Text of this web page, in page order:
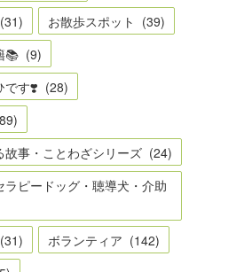
(31) お散歩スポット (39)
📚 (9)
です❣️ (28)
)
故事・ことわざシリーズ (24)
ラピードッグ・聴導犬・介助
(31) ボランティア (142)